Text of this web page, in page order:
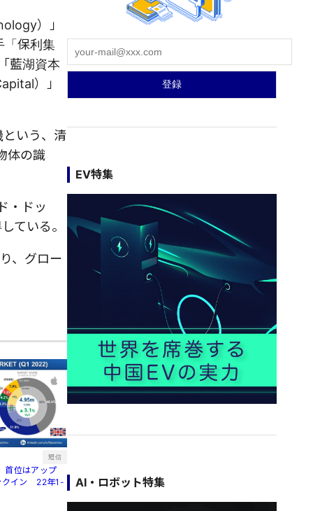
）」
「保利集
藍湖資本
）」
いう、清
体の識
・ドッ
ている。
、グロー
短信
首位はアップ
クイン 22年1-
EV特集
AI・ロボット特集